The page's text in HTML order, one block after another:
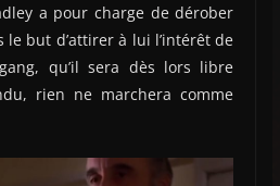
a pour charge de dérober
le but d’attirer à lui l’intérêt de
qu’il sera dès lors libre
rien ne marchera comme